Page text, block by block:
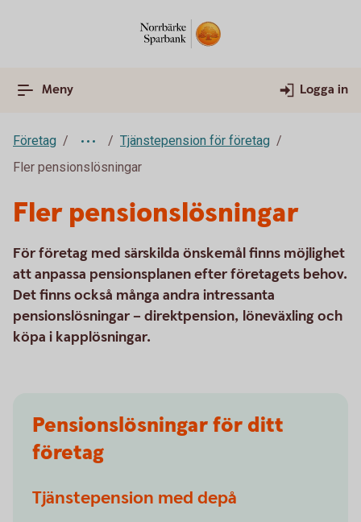
Meny Logga in
Företag
Tjänstepension för företag
Fler pensionslösningar
Fler pensionslösningar
För företag med särskilda önskemål finns möjlighet
att anpassa pensionsplanen efter företagets behov.
Det finns också många andra intressanta
pensionslösningar – direktpension, löneväxling och
köpa i kapplösningar.
Pensionslösningar för ditt
företag
Tjänstepension med depå